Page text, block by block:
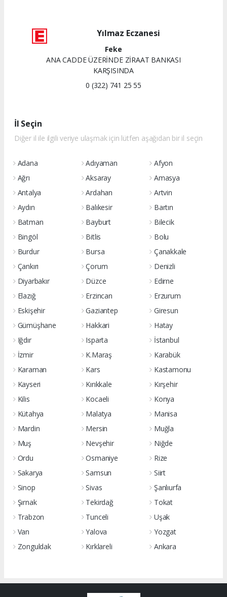
Yılmaz Eczanesi
Feke
ANA CADDE ÜZERİNDE ZİRAAT BANKASI
KARŞISINDA
0 (322) 741 25 55
İl Seçin
Diğer il ile ilgili veriye ulaşmak için lütfen aşağıdan bir il seçin
Adana Adıyaman
Afyon
Ağrı
Aksaray
Amasya
Antalya
Ardahan
Artvin
Aydın
Balıkesir
Bartın
Batman
Bayburt
Bilecik
Bingöl
Bitlis
Bolu
Burdur
Bursa
Çanakkale
Çankırı
Çorum
Denizli
Diyarbakır
Düzce
Edirne
Elazığ
Erzincan
Erzurum
Eskişehir
Gaziantep
Giresun
Gümüşhane
Hakkari
Hatay
Iğdır
Isparta
İstanbul
İzmir
K.Maraş
Karabük
Karaman
Kars
Kastamonu
Kayseri
Kırıkkale
Kırşehir
Kilis
Kocaeli
Konya
Kütahya
Malatya
Manisa
Mardin
Mersin
Muğla
Muş
Nevşehir
Niğde
Ordu
Osmaniye
Rize
Sakarya
Samsun
Siirt
Sinop
Sivas
Şanlıurfa
Şırnak
Tekirdağ
Tokat
Trabzon
Tunceli
Uşak
Van
Yalova
Yozgat
Zonguldak
Kırklareli Ankara